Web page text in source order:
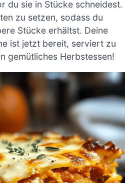
du sie in Stücke schneidest.
zu setzen, sodass du
Stücke erhältst. Deine
ist jetzt bereit, serviert zu
gemütliches Herbstessen!